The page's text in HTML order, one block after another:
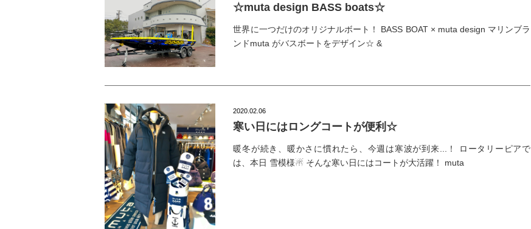
☆muta design BASS boats☆
世界に一つだけのオリジナルボート！ BASS BOAT × muta design マリンブラ
ンドmuta がバスボートをデザイン☆ &
2020.02.06
寒い日にはロングコートが便利☆
暖冬が続き、暖かさに慣れたら、今週は寒波が到来...！ ロータリーピアで
は、本日 雪模様☃ そんな寒い日にはコートが大活躍！ muta